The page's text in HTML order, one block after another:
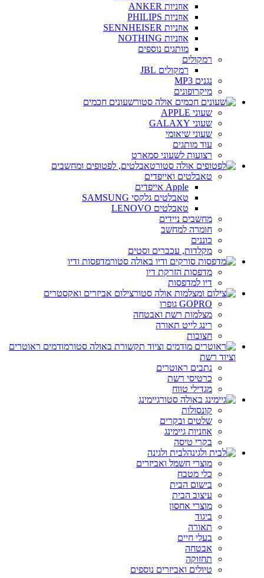
אוזניות ANKER
אוזניות PHILIPS
אוזניות SENNHEISER
אוזניות NOTHING
מותגים נוספים
רמקולים
רמקולים JBL
נגנים MP3
מיקרופונים
שעונים חכמים
שעוני APPLE
שעוני GALAXY
שעוני שיאומי
עוד מותגים
רצועות לשעוני סמארט
טאבלטים, לפטופים ומחשבים
טאבלטים ואייפדים
Apple אייפדים
טאבלטים גלקסי SAMSUNG
טאבלטים LENOVO
מחשבים ניידים
חומרה למחשב
כוננים
מקלדות, עכברים וסטים
מדפסות ודיו
מדפסות הזרקת דיו
דיו למדפסות
צילום אביזרים ואקסטרים
GOPRO גופרו
מצלמות רשת ואבטחה
רינג לייט תאורה
חצובות
מודמים ראוטרים
וציוד רשת
נתבים ראוטרים
כרטיסי רשת
מגדילי טווח
גיימינג
קונסולות
שלטים ובקרים
אוזניות גיימינג
בקרי טיסה
לבית ולגינה
מוצרי חשמל ואביזרים
כלי מטבח
בישום הבית
עיצוב הבית
מוצרי אחסון
ביגוד
תאורה
בעלי חיים
אבטחה
תחזוקה
טיולים ואביזרים נוספים